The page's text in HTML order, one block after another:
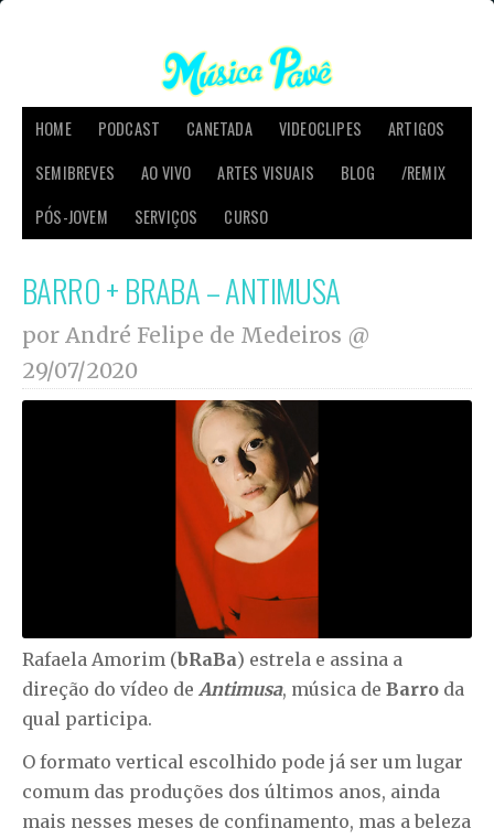
HOME PODCAST CANETADA VIDEOCLIPES
ARTIGOS
SEMIBREVES
AO VIVO ARTES VISUAIS BLOG
/REMIX
PÓS-JOVEM
SERVIÇOS CURSO
BARRO + BRABA – ANTIMUSA
por André Felipe de Medeiros @
29/07/2020
Rafaela Amorim (bRaBa) estrela e assina a
direção do vídeo de Antimusa, música de Barro da
qual participa.
O formato vertical escolhido pode já ser um lugar
comum das produções dos últimos anos, ainda
mais nesses meses de confinamento, mas a beleza